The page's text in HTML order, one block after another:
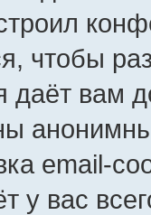
чтобы
даёт вам
email-
у вас